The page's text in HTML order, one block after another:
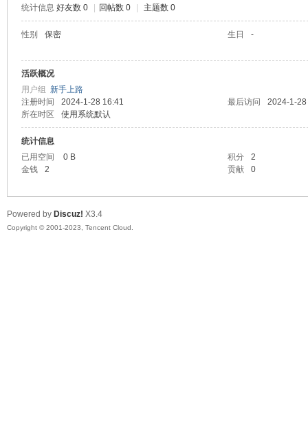
统计信息 好友数 0 回帖数 0 主题数 0
性别 保密 生日 -
活跃概况
用户组 新手上路
注册时间
2024-1-28 16:41 最后访问
2024-1-
所在时区
使用系统默认
统计信息
已用空间
0 B 积分
2
金钱
2 贡献 0
Powered by Discuz! X3.4
Copyright © 2001-2023, Tencent Cloud.